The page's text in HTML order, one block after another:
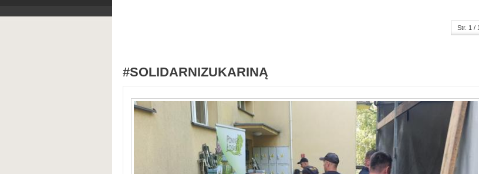
Str. 1 / 1
#SOLIDARNIZUKARINĄ